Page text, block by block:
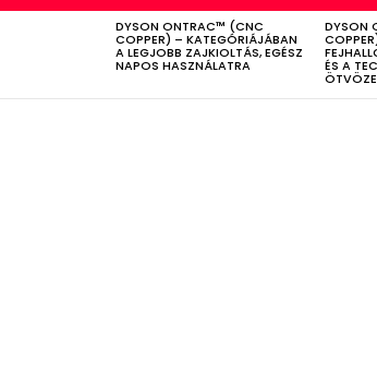
LATEST
STORIES
DYSON ONTRAC™ (CNC
COPPER) – KATEGÓRIÁJÁBAN
A LEGJOBB ZAJKIOLTÁS, EGÉSZ
NAPOS HASZNÁLATRA
DYSON
ÉS A